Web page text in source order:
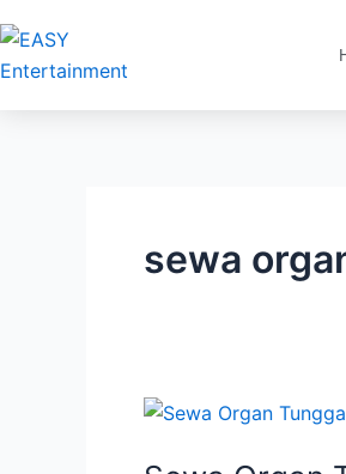
ke
konten
sewa
Sewa